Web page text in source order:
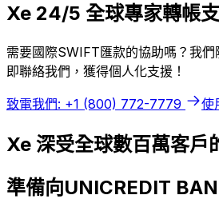
Xe 24/5 全球專家轉帳
需要國際SWIFT匯款的協助嗎？我
即聯絡我們，獲得個人化支援！
致電我們: +1 (800) 772-7779 使
Xe 深受全球數百萬客戶
準備向UNICREDIT